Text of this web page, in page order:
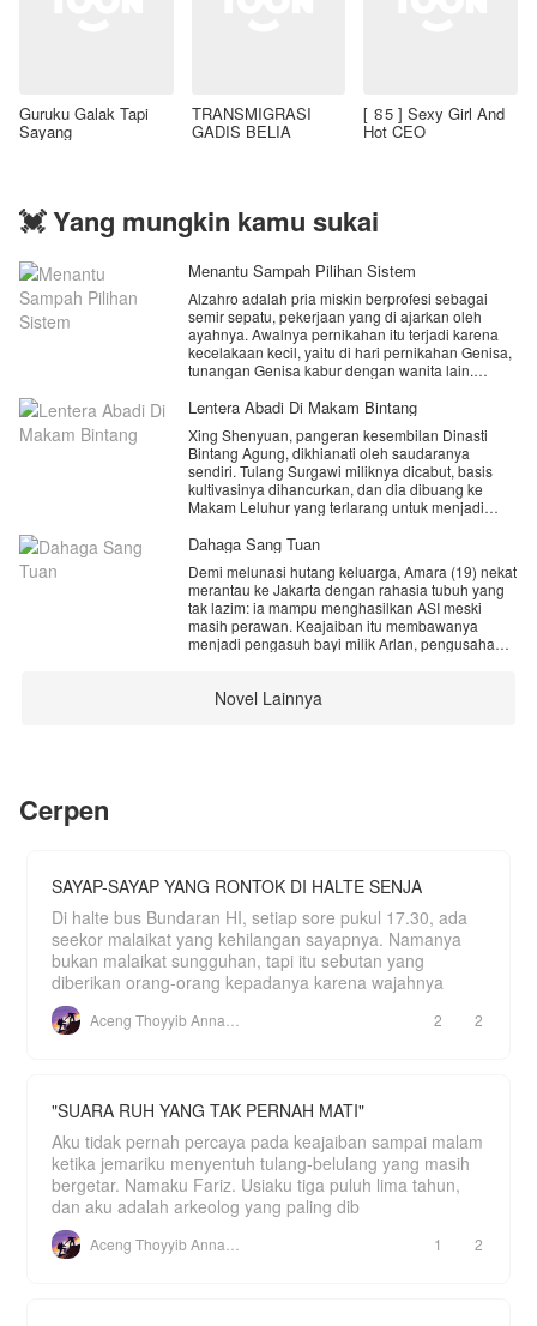
Guruku Galak Tapi
Sayang
TRANSMIGRASI
GADIS BELIA
[ ៜ5 ] Sexy Girl And
Hot CEO
💓 Yang mungkin kamu sukai
Menantu Sampah Pilihan Sistem
Alzahro adalah pria miskin berprofesi sebagai
semir sepatu, pekerjaan yang di ajarkan oleh
ayahnya. Awalnya pernikahan itu terjadi karena
kecelakaan kecil, yaitu di hari pernikahan Genisa,
tunangan Genisa kabur dengan wanita lain.
untuk mencari nafkah, ia pun di minta oleh Genisa
Selama hidupnya di rumah keluarga Genisa, ia
tidak pernah di anggap sebagai keluarga,
melainkan seorang pembantu di rumah itu, tapi
meskipun Genisa tidak mencintainya, Genisa juga
padanya di rumah itu.
Berkali-kali Ibu Genisa minta Alzahro bercerai
dengan Genisa, tapi Alzahro selalu menolaknya,
hingga akhirnya Ibu mertuanya itu pun melakukan
sesuatu padanya, yaitu Mendorongnya dari
tangga hingga ia sekarat.
Di saat ia sekarat, ia mendapatkan sebuah
berkah, yaitu sistem yang akan mengubah
Lentera Abadi Di Makam Bintang
​Xing Shenyuan, pangeran kesembilan Dinasti
Bintang Agung, dikhianati oleh saudaranya
sendiri. Tulang Surgawi miliknya dicabut, basis
kultivasinya dihancurkan, dan dia dibuang ke
Makam Leluhur yang terlarang untuk menjadi
keputusasaan, sebuah suara kuno bergema di
setiap inci tanah pemakaman menjadi gudang
harta karun ilahi.
​"Masuk Log di Makam Kaisar Pertama, hadiah:
Tubuh Kekacauan Primordial!"
"Masuk Log di Gundukan Pedang Dewa, hadiah:
Dunia luar telah berganti zaman, kekaisaran
Dahaga Sang Tuan
Demi melunasi hutang keluarga, Amara (19) nekat
merantau ke Jakarta dengan rahasia tubuh yang
tak lazim: ia mampu menghasilkan ASI meski
masih perawan. Keajaiban itu membawanya
menjadi pengasuh bayi milik Arlan, pengusaha
Saat bayi Arlan menolak segala jenis susu
formula, hanya "anugerah" dari tubuh Amara yang
terjebak dalam jerat cinta sang tuan yang posesif.
Apakah ini jalan keluar bagi kemiskinannya, atau
justru awal dari perbudakan nafsu yang manis?
Novel Lainnya
Cerpen
SAYAP-SAYAP YANG RONTOK DI HALTE SENJA
Di halte bus Bundaran HI, setiap sore pukul 17.30, ada
seekor malaikat yang kehilangan sayapnya. Namanya
bukan malaikat sungguhan, tapi itu sebutan yang
diberikan orang-orang kepadanya karena wajahnya
2 2
"SUARA RUH YANG TAK PERNAH MATI"
Aku tidak pernah percaya pada keajaiban sampai malam
ketika jemariku menyentuh tulang-belulang yang masih
bergetar. Namaku Fariz. Usiaku tiga puluh lima tahun,
dan aku adalah arkeolog yang paling dib
1 2